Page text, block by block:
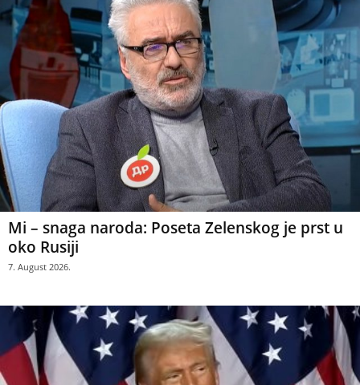
Mi – snaga naroda: Poseta Zelenskog je prst u
oko Rusiji
7. August 2026.